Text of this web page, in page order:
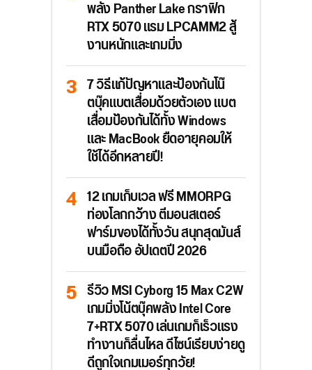
พลัง Panther Lake กราฟิก
RTX 5070 แรม LPCAMM2 สู้
งานหนักและเกมมิ่ง
7 วิธีแก้ปัญหาและป้องกันโน๊
ตบุ๊คแบตเสื่อมด้วยตัวเอง แบต
เสื่อมป้องกันได้ทั้ง Windows
และ MacBook ยืดอายุคอมให้
ใช้ได้อีกหลายปี!
12 เกมเก็บเวล ฟรี MMORPG
ท่องโลกกว้าง ตีมอนสเตอร์
ฟาร์มของได้ทั้งวัน สนุกสุดมันส์
บนมือถือ อัปเดตปี 2026
รีวิว MSI Cyborg 15 Max C2W
เกมมิ่งโน้ตบุ๊คพลัง Intel Core
7+RTX 5070 เล่นเกมก็เร็วแรง
ทำงานก็ลื่นไหล ดีไซน์เรียบง่ายดู
ดีถูกใจเกมเมอร์ทุกวัย!